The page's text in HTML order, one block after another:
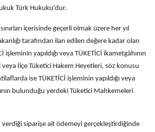
Türk Hukuku'dur.
içerisinde geçerli olmak üzere her yıl
tarafından ilan edilen değere kadar olan
işleminin yapıldığı veya TÜKETİCİ ikametgâhının
İlçe Tüketici Hakem Heyetleri, söz konusu
ise TÜKETİCİ işleminin yapıldığı veya
bulunduğu yerdeki Tüketici Mahkemeleri
verdiği siparişe ait ödemeyi gerçekleştirdiğinde